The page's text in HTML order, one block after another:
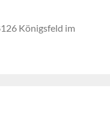
Königsfeld im